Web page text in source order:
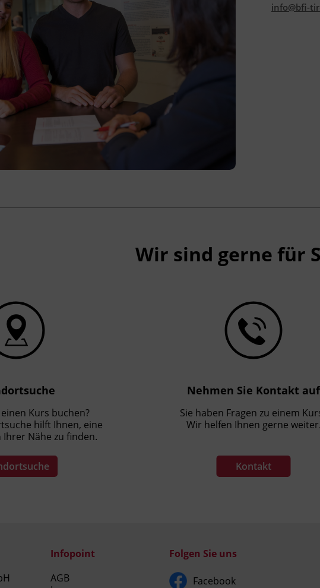
info@bfi-
Wir sind gerne für
Kurs buchen?
hilft Ihnen, eine
Ihrer Nähe zu finden.
Nehmen Sie Kontakt auf
Sie haben Fragen zu einem
Wir helfen Ihnen gerne weiter.
Kontakt
Infopoint
AGB
Folgen Sie uns
Facebook